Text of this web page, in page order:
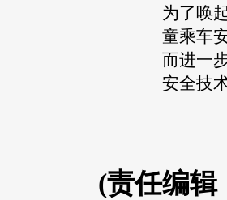
为了唤
童乘车
而进一
安全技
(责任编辑